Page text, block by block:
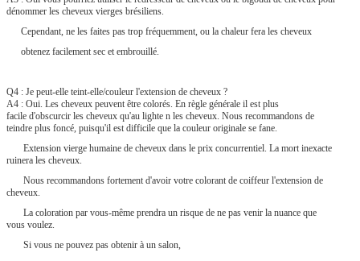
dénommer les cheveux vierges brésiliens.
Cependant, ne les faites pas trop fréquemment, ou la chaleur fera les cheveux
obtenez facilement sec et embrouillé.
Q4 : Je peut-elle teint-elle/couleur l'extension de cheveux ?
A4 : Oui. Les cheveux peuvent être colorés. En règle générale il est plus
facile d'obscurcir les cheveux qu'au lighte n les cheveux. Nous recommandons de
teindre plus foncé, puisqu'il est difficile que la couleur originale se fane.
Extension vierge humaine de cheveux dans le prix concurrentiel. La mort inexacte
ruinera les cheveux.
Nous recommandons fortement d'avoir votre colorant de coiffeur l'extension de
cheveux.
La coloration par vous-même prendra un risque de ne pas venir la nuance que
vous voulez.
Si vous ne pouvez pas obtenir à un salon,